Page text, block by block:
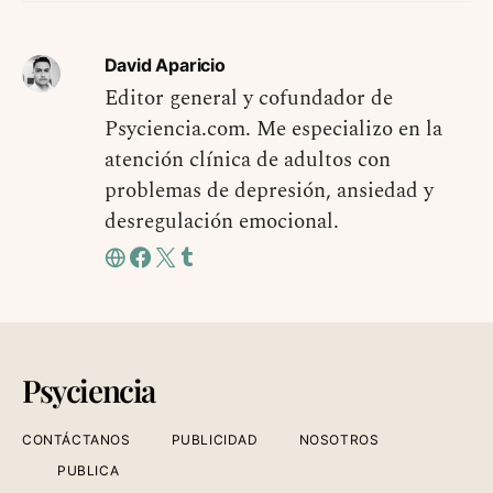
David Aparicio
Editor general y cofundador de
Psyciencia.com. Me especializo en la
atención clínica de adultos con
problemas de depresión, ansiedad y
desregulación emocional.
Psyciencia
CONTÁCTANOS PUBLICIDAD
NOSOTROS
PUBLICA